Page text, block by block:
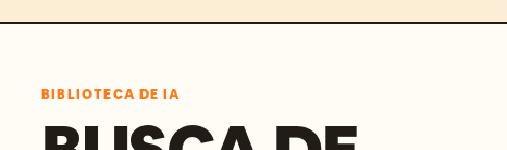
BIBLIOTECA DE IA